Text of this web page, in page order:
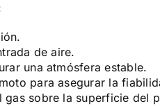
de aire.
una atmósfera estable.
para asegurar la
sobre la superficie del